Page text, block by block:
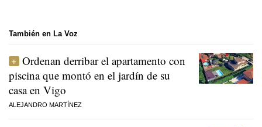
También en La Voz
Ordenan derribar el apartamento con
piscina que montó en el jardín de su
casa en Vigo
ALEJANDRO MARTÍNEZ